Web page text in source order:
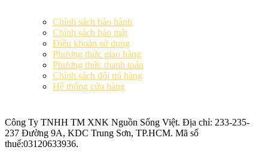
Chính sách bảo hành
Chính sách bảo mật
Điều khoản sử dụng
Phương thức giao hàng
Phương thức thanh toán
Chính sách đổi trả hàng
Hệ thống cửa hàng
Công Ty TNHH TM XNK Nguồn Sống Việt. Địa chỉ: 233-235-
237 Đường 9A, KDC Trung Sơn, TP.HCM. Mã số
thuế:03120633936.